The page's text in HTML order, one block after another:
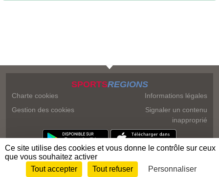
SPORTSREGIONS
Charte cookies
Gestion des cookies
Informations légales
Signaler un contenu
inapproprié
Envie de participer ? Connexion
Ce site utilise des cookies et vous donne le contrôle sur ceux
que vous souhaitez activer
Tout accepter
Tout refuser Personnaliser